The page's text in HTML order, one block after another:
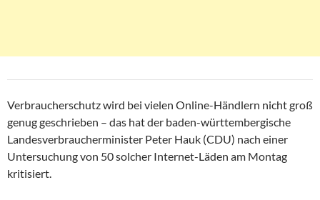
Verbraucherschutz wird bei vielen Online-Händlern nicht groß
genug geschrieben – das hat der baden-württembergische
Landesverbraucherminister Peter Hauk (CDU) nach einer
Untersuchung von 50 solcher Internet-Läden am Montag
kritisiert.